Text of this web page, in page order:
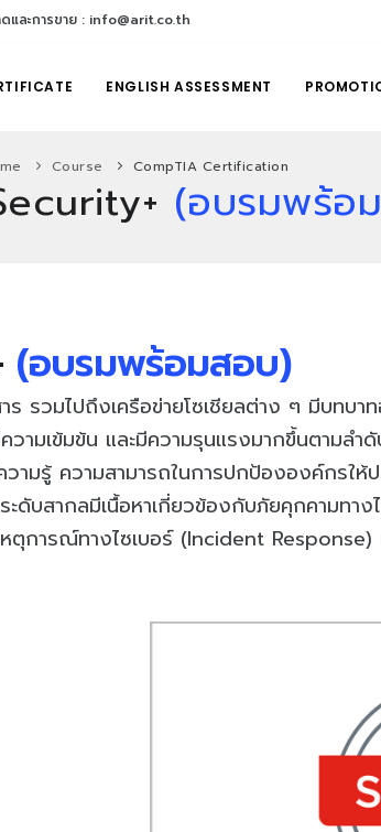
และการขาย : info@arit.co.th
ENGLISH ASSESSMENT
Course CompTIA Certification
(อบรมพร้อ
(อบรมพร้อมสอบ)
ร รวมไปถึงเครือข่ายโซเชียลต่าง ๆ มีบทบ
มเข้มข้น และมีความรุนแรงมากขึ้นตามลำ
รู้ ความสามารถในการปกป้ององค์กรให้
บสากลมีเนื้อหาเกี่ยวข้องกับภัยคุกคามทา
ตุการณ์ทางไซเบอร์ (Incident Response)